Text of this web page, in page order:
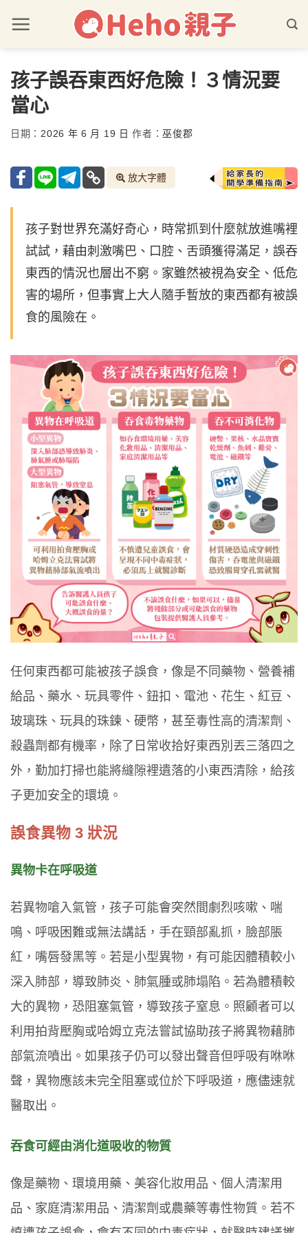
孩子誤吞東西好危險！３情況要
當心
日期： 2026 年 6 月 19 日 作者：巫俊郡
放大字體
孩子對世界充滿好奇心，時常抓到什麼就放進嘴裡
試試，藉由刺激嘴巴、口腔、舌頭獲得滿足，誤吞
東西的情況也層出不窮。家雖然被視為安全、低危
害的場所，但事實上大人隨手暫放的東西都有被誤
食的風險在。
任何東西都可能被孩子誤食，像是不同藥物、營養補
給品、藥水、玩具零件、鈕扣、電池、花生、紅豆、
玻璃珠、玩具的珠鍊、硬幣，甚至毒性高的清潔劑、
殺蟲劑都有機率，除了日常收拾好東西別丟三落四之
外，勤加打掃也能將縫隙裡遺落的小東西清除，給孩
子更加安全的環境。
誤食異物 3 狀況
異物卡在呼吸道
若異物嗆入氣管，孩子可能會突然間劇烈咳嗽、喘
鳴、呼吸困難或無法講話，手在頸部亂抓，臉部脹
紅，嘴唇發黑等。若是小型異物，有可能因體積較小
深入肺部，導致肺炎、肺氣腫或肺塌陷。若為體積較
大的異物，恐阻塞氣管，導致孩子窒息。照顧者可以
利用拍背壓胸或哈姆立克法嘗試協助孩子將異物藉肺
部氣流噴出。如果孩子仍可以發出聲音但呼吸有咻咻
聲，異物應該未完全阻塞或位於下呼吸道，應儘速就
醫取出。
吞食可經由消化道吸收的物質
像是藥物、環境用藥、美容化妝用品、個人清潔用
品、家庭清潔用品、清潔劑或農藥等毒性物質。若不